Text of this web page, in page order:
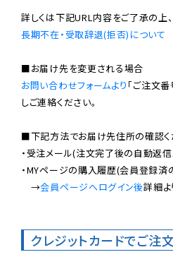
長期不在・受取辞退(拒否)について
お問い合わせフォームより 「ご注文
しご連絡ください。
■下記方法でお届け先住所の確認く
・受注メール(注文完了後の自動返
・MYページの購入履歴(会員登録済
→会員ページへログイン後詳細よ
クレジットカードでご注